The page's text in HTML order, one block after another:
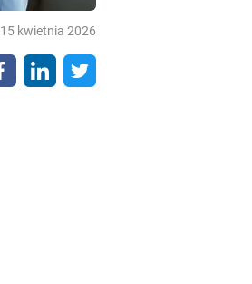
15 kwietnia 2026